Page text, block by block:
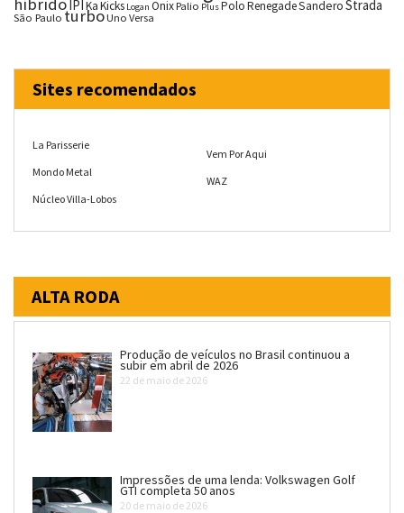
híbrido IPI KaKicks Logan OnixPalio PlusPoloRenegadeSanderoStrada
São Paulo turboUno Versa
Sites recomendados
La Parisserie
Mondo Metal
Núcleo Villa-Lobos
Vem Por Aqui
WAZ
ALTA RODA
Produção de veículos no Brasil continuou a
subir em abril de 2026
22 de maio de 2026
Impressões de uma lenda: Volkswagen Golf
GTI completa 50 anos
20 de maio de 2026